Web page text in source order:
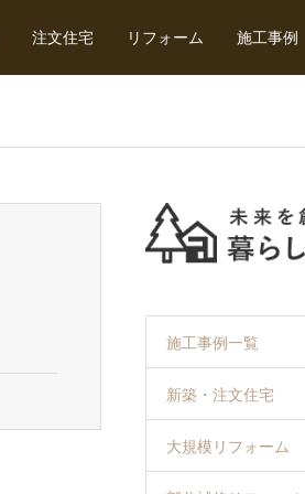
注文住宅 リフォーム 施工事例
施工事例一覧
新築・注文住宅
大規模リフォーム